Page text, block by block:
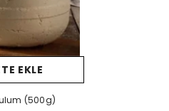
EKLE
Koyun Tulum (500g)